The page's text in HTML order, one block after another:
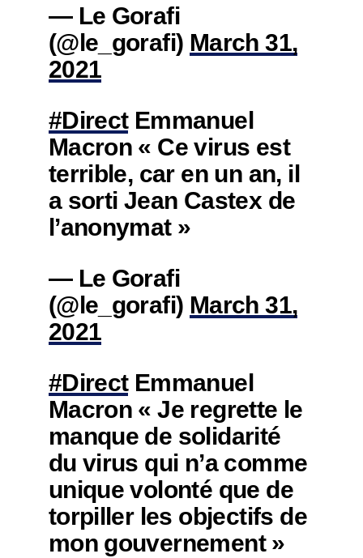
— Le Gorafi
(@le_gorafi) March 31,
2021
#DirectEmmanuel
Macron « Ce virus est
terrible, car en un an, il
a sorti Jean Castex de
l’anonymat »
— Le Gorafi
(@le_gorafi) March 31,
2021
#DirectEmmanuel
Macron « Je regrette le
manque de solidarité
du virus qui n’a comme
unique volonté que de
torpiller les objectifs de
mon gouvernement »